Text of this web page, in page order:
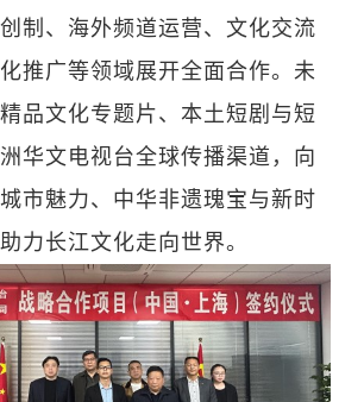
制、海外频道运营、文化交流
推广等领域展开全面合作。未
品文化专题片、本土短剧与短
华文电视台全球传播渠道，向
市魅力、中华非遗瑰宝与新时
力长江文化走向世界。